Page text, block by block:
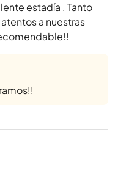
estadía . Tanto
a nuestras